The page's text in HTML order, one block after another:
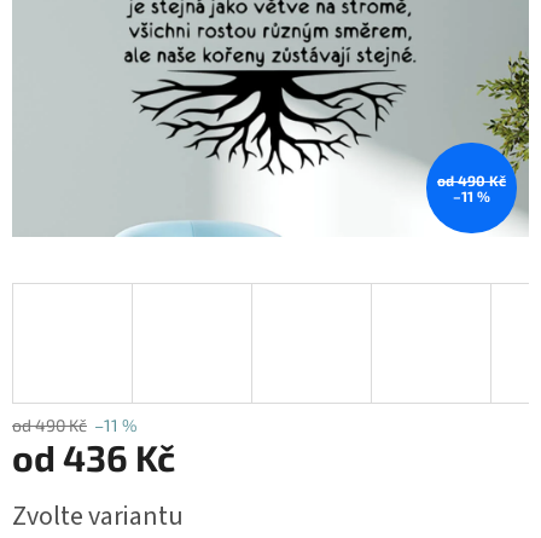
od 490 Kč
–11 %
od 490 Kč –11 %
od 436 Kč
cena:
Zvolte variantu